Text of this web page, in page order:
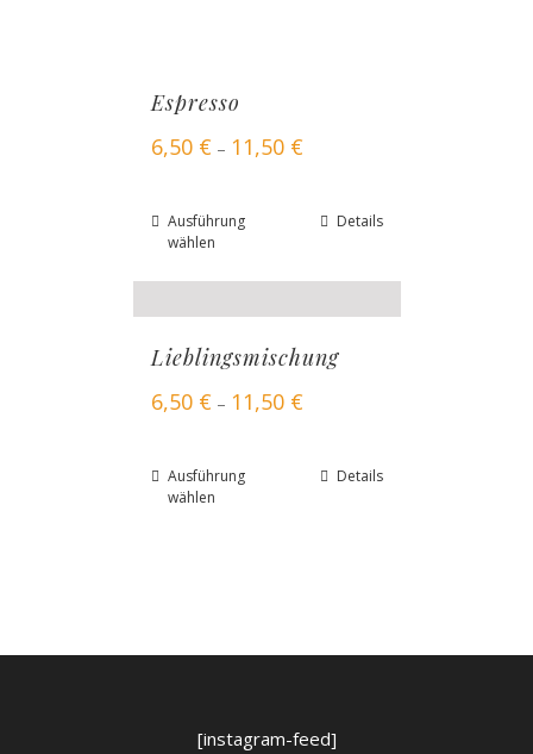
Espresso
6,50 € – 11,50 €
Ausführung
wählen
Details
Lieblingsmischung
6,50 € – 11,50 €
Ausführung
wählen
Details
[instagram-feed]